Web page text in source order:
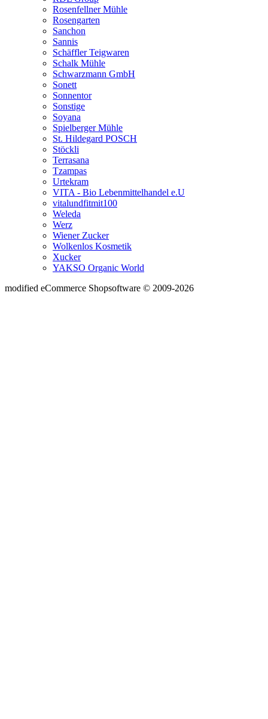
Rosenfellner Mühle
Rosengarten
Sanchon
Sannis
Schäffler Teigwaren
Schalk Mühle
Schwarzmann GmbH
Sonett
Sonnentor
Sonstige
Soyana
Spielberger Mühle
St. Hildegard POSCH
Stöckli
Terrasana
Tzampas
Urtekram
VITA - Bio Lebenmittelhandel e.U
vitalundfitmit100
Weleda
Werz
Wiener Zucker
Wolkenlos Kosmetik
Xucker
YAKSO Organic World
modified eCommerce Shopsoftware © 2009-2026